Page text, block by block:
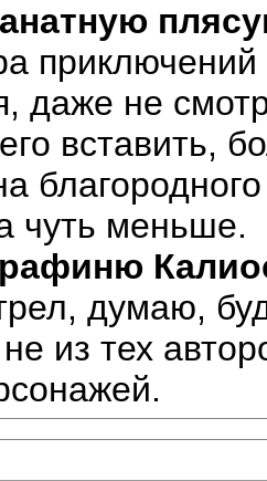
даже не
вставить,
чуть меньше.
думаю,
из тех